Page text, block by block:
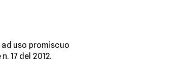
uso promiscuo
17 del 2012.